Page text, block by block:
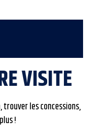
VISITE
les concessions,
!